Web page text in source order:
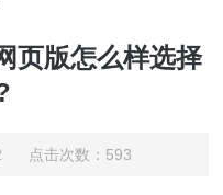
页版怎么样选择
点击次数：593